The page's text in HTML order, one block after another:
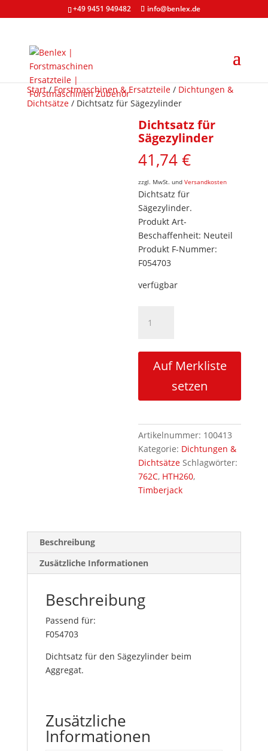
+49 9451 949482 info@benlex.de
Start/Forstmaschinen & Ersatzteile/ Dichtungen &
Dichtsätze/ Dichtsatz für Sägezylinder
Dichtsatz für
Sägezylinder
41,74€
zzgl. MwSt. undVersandkosten
Dichtsatz für
Sägezylinder.
Produkt Art-
Beschaffenheit: Neuteil
Produkt F-Nummer:
F054703
verfügbar
Menge
Auf Merkliste
setzen
Artikelnummer: 100413
Kategorie: Dichtungen &
Dichtsätze Schlagwörter:
762C, HTH260,
Timberjack
Beschreibung
Zusätzliche Informationen
Beschreibung
Passend für:
F054703
Dichtsatz für den Sägezylinder beim
Aggregat.
Zusätzliche
Informationen